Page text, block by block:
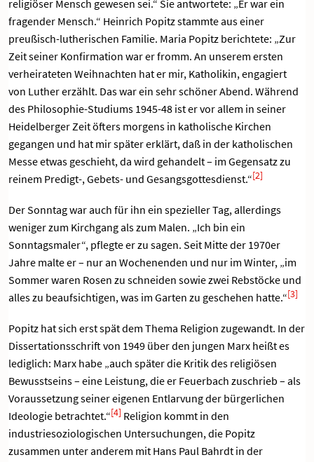
religiöser Mensch gewesen sei.“ Sie antwortete: „Er war ein
fragender Mensch.“ Heinrich Popitz stammte aus einer
preußisch-lutherischen Familie. Maria Popitz berichtete: „Zur
Zeit seiner Konfirmation war er fromm. An unserem ersten
verheirateten Weihnachten hat er mir, Katholikin, engagiert
von Luther erzählt. Das war ein sehr schöner Abend. Während
des Philosophie-Studiums 1945-48 ist er vor allem in seiner
Heidelberger Zeit öfters morgens in katholische Kirchen
gegangen und hat mir später erklärt, daß in der katholischen
Messe etwas geschieht, da wird gehandelt – im Gegensatz zu
reinem Predigt-, Gebets- und Gesangsgottesdienst.“[2]
Der Sonntag war auch für ihn ein spezieller Tag, allerdings
weniger zum Kirchgang als zum Malen. „Ich bin ein
Sonntagsmaler“, pflegte er zu sagen. Seit Mitte der 1970er
Jahre malte er – nur an Wochenenden und nur im Winter, „im
Sommer waren Rosen zu schneiden sowie zwei Rebstöcke und
alles zu beaufsichtigen, was im Garten zu geschehen hatte.“[3]
Popitz hat sich erst spät dem Thema Religion zugewandt. In der
Dissertationsschrift von 1949 über den jungen Marx heißt es
lediglich: Marx habe „auch später die Kritik des religiösen
Bewusstseins – eine Leistung, die er Feuerbach zuschrieb – als
Voraussetzung seiner eigenen Entlarvung der bürgerlichen
Ideologie betrachtet.“[4] Religion kommt in den
industriesoziologischen Untersuchungen, die Popitz
zusammen unter anderem mit Hans Paul Bahrdt in der